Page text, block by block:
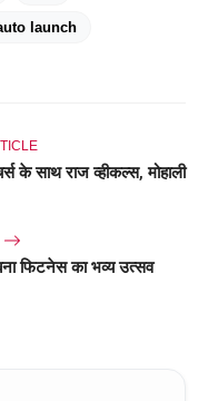
launch
के साथ राज व्हीकल्स, मोहाली
फिटनेस का भव्य उत्सव